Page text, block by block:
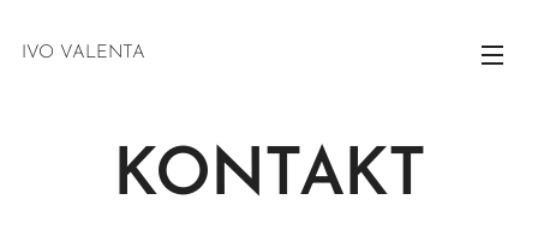
IVO VALENTA
KONTAKT